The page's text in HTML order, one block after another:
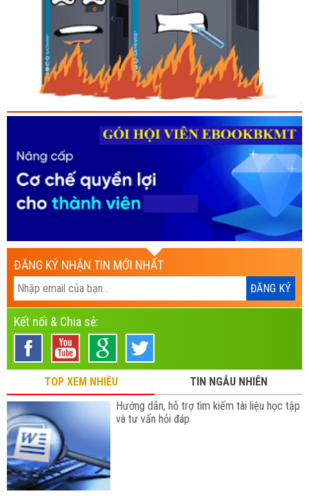
ĐĂNG KÝ NHẬN TIN MỚI NHẤT
Kết nối & Chia sẻ:
TOP XEM NHIỀU
TIN NGẪU NHIÊN
Hướng dẫn, hỗ trợ tìm kiếm tài liệu học tập
và tư vấn hỏi đáp